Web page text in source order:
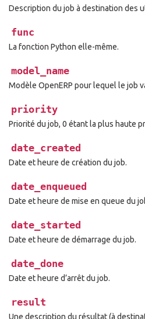
Description du job à destination des
func
La fonction Python elle-même.
model_name
Modèle OpenERP pour lequel le job
priority
Priorité du job, 0 étant la plus haute
date_created
Date et heure de création du job.
date_enqueued
Date et heure de mise en queue du
date_started
Date et heure de démarrage du job.
date_done
Date et heure d’arrêt du job.
result
Une description du résultat (à